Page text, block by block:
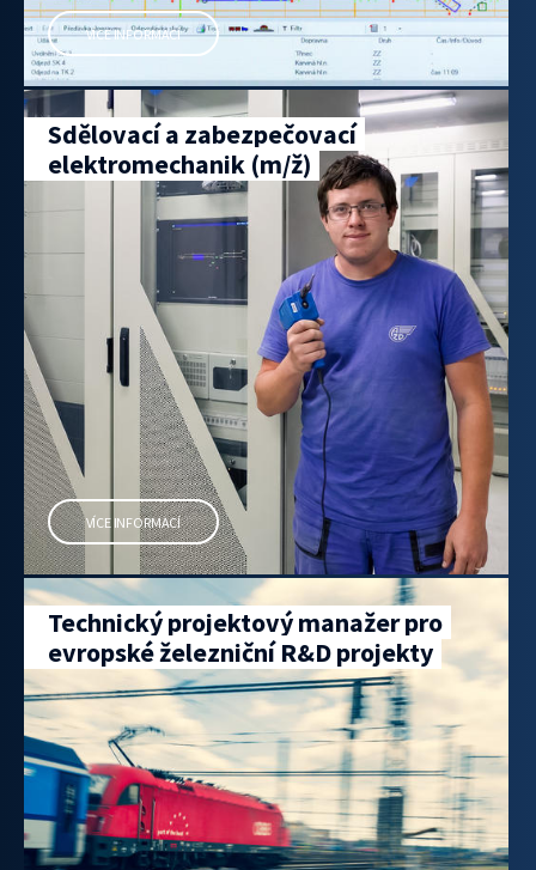
VÍCE INFORMACÍ
Sdělovací a zabezpečovací
elektromechanik (m/ž)
VÍCE INFORMACÍ
Technický projektový manažer pro
evropské železniční R&D projekty